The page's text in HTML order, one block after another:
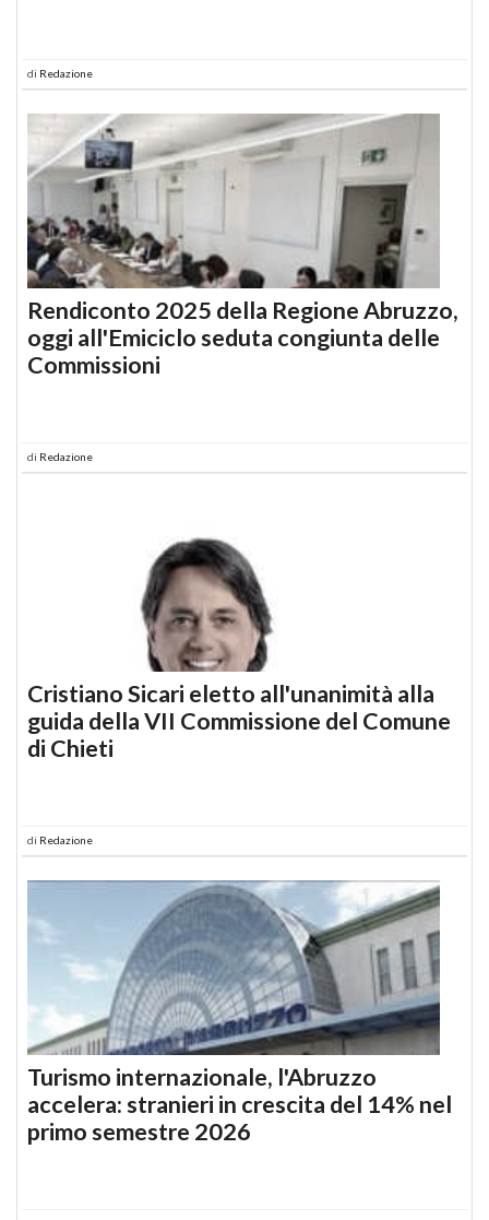
di Redazione
Rendiconto 2025 della Regione Abruzzo,
oggi all'Emiciclo seduta congiunta delle
Commissioni
di Redazione
Cristiano Sicari eletto all'unanimità alla
guida della VII Commissione del Comune
di Chieti
di Redazione
Turismo internazionale, l'Abruzzo
accelera: stranieri in crescita del 14% nel
primo semestre 2026